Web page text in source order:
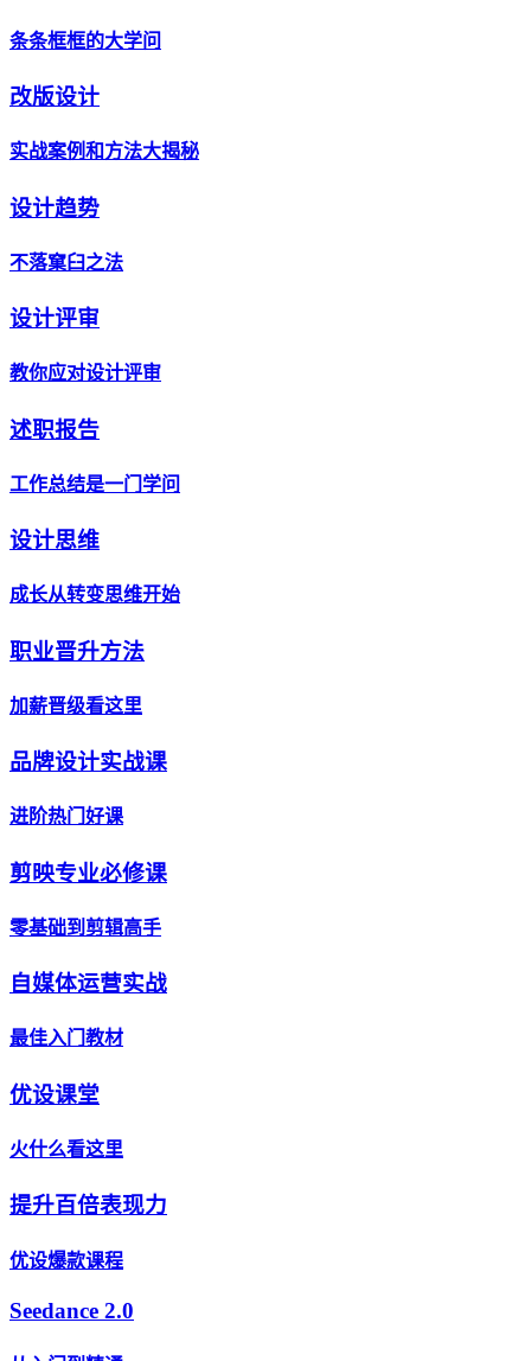
条条框框的大学问
改版设计
实战案例和方法大揭秘
设计趋势
不落窠臼之法
设计评审
教你应对设计评审
述职报告
工作总结是一门学问
设计思维
成长从转变思维开始
职业晋升方法
加薪晋级看这里
品牌设计实战课
进阶热门好课
剪映专业必修课
零基础到剪辑高手
自媒体运营实战
最佳入门教材
优设课堂
火什么看这里
提升百倍表现力
优设爆款课程
Seedance 2.0